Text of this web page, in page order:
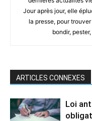
Jour après jour, elle
la presse, pour
bondir,
ARTICLES CONNEXES
Loi